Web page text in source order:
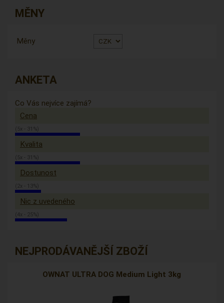
MĚNY
Měny
ANKETA
Co Vás nejvíce zajímá?
Cena
(5x - 31%)
Kvalita
(5x - 31%)
Dostunost
(2x - 13%)
Nic z uvedeného
(4x - 25%)
NEJPRODÁVANĚJŠÍ ZBOŽÍ
OWNAT ULTRA DOG Medium Light 3kg